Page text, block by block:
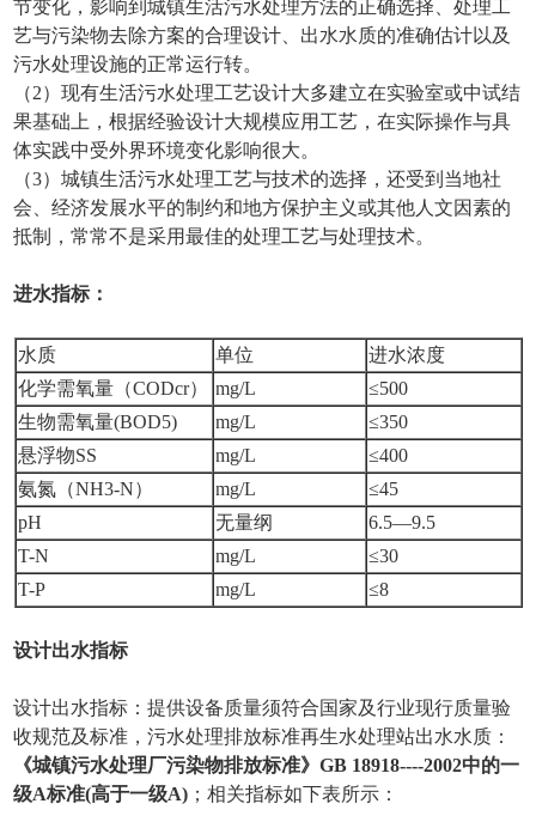
节变化，影响到城镇生活污水处理方法的正确选择、处理工
艺与污染物去除方案的合理设计、出水水质的准确估计以及
污水处理设施的正常运行转。
（2）现有生活污水处理工艺设计大多建立在实验室或中试结
果基础上，根据经验设计大规模应用工艺，在实际操作与具
体实践中受外界环境变化影响很大。
（3）城镇生活污水处理工艺与技术的选择，还受到当地社
会、经济发展水平的制约和地方保护主义或其他人文因素的
抵制，常常不是采用最佳的处理工艺与处理技术。
进水指标：
水质 单位
进水浓度
化学需氧量（CODcr）
mg/L
≤500
生物需氧量(BOD5)
mg/L
≤350
悬浮物SS
mg/L
≤400
氨氮（NH3-N）
mg/L
≤45
pH
无量纲
6.5—9.5
T-N
mg/L
≤30
T-P
mg/L ≤8
设计出水指标
设计出水指标：提供设备质量须符合国家及行业现行质量验
收规范及标准，污水处理排放标准再生水处理站出水水质：
《城镇污水处理厂污染物排放标准》GB 18918----2002中的一
级A标准(高于一级A) ；相关指标如下表所示：